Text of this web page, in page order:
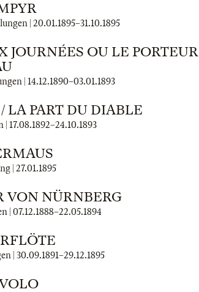
| 20.01.1895–31.10.1895
JOURNÉES OU LE PORTEUR
| 14.12.1890–03.01.1893
LA PART DU DIABLE
| 17.08.1892–24.10.1893
| 27.01.1895
VON NÜRNBERG
| 07.12.1888–22.05.1894
| 30.09.1891–29.12.1895